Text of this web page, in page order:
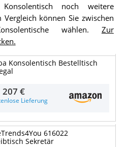
noch weitere
können Sie zwischen
wählen. Zur
Konsolentisch Bestelltisch
207 €
Lieferung
616022
Sekretär